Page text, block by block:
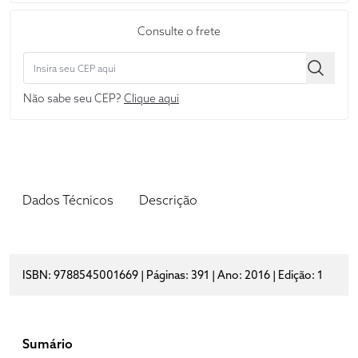
Consulte o frete
Não sabe seu CEP? Clique aqui
Dados Técnicos Descrição
ISBN: 9788545001669 | Páginas: 391 | Ano: 2016 | Edição: 1
Sumário